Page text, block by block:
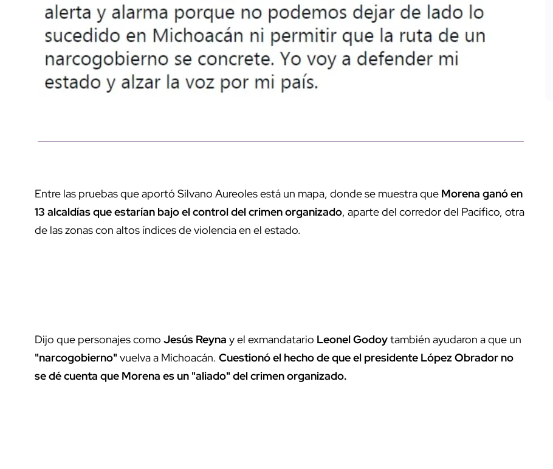
Entre las pruebas que aportó Silvano Aureoles está un mapa, donde se muestra que Morena ganó en
13 alcaldías que estarían bajo el control del crimen organizado, aparte del corredor del Pacífico, otra
de las zonas con altos índices de violencia en el estado.
Dijo que personajes como Jesús Reyna y el exmandatario Leonel Godoytambién ayudaron a que un
"narcogobierno" vuelva a Michoacán. Cuestionó el hecho de que el presidente López Obrador no
se dé cuenta que Morena es un "aliado" del crimen organizado.